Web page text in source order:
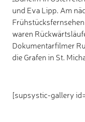
und Eva Lipp. Am
Frühstücksfernsehen
waren
Dokumentarfilmer
die Grafen in St.
[supsystic-gallery